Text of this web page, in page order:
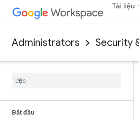
Tài liệu
Administrators Security
Bắt đầu